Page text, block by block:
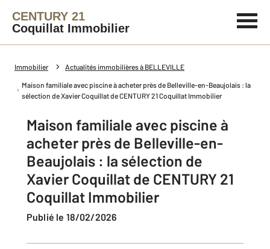
CENTURY 21
Coquillat Immobilier
Immobilier Actualités immobilières à BELLEVILLE
Maison familiale avec piscine à acheter près de Belleville-en-Beaujolais : ​la
sélection de Xavier Coquillat de CENTURY 21 Coquillat Immobilier
Maison familiale avec piscine à
acheter près de Belleville-en-
Beaujolais : ​la sélection de
Xavier Coquillat de CENTURY 21
Coquillat Immobilier
Publié le 18/02/2026